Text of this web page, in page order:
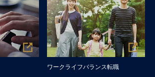
ワークライフバランス転職